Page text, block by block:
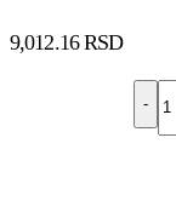
9,012.16RSD
-